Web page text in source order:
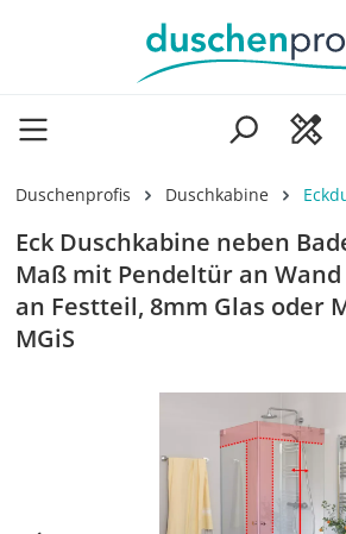
Zum Hauptinhalt springen
Duschenprofis Duschkabine
Eck Duschkabine neben
Maß mit Pendeltür an
an Festteil, 8mm Glas oder
MGiS